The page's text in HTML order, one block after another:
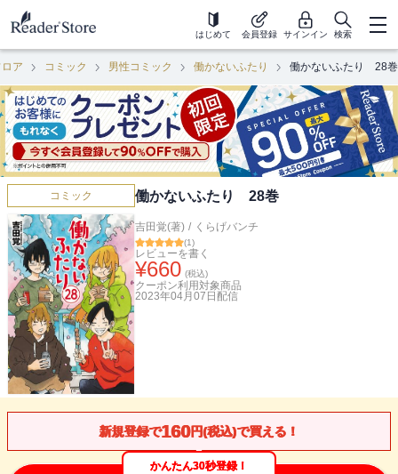
はじめて 会員登録 サインイン 検索
ア コミック 男性コミック 働かないふたり 働かないふたり 28巻
コミック 働かないふたり 28巻
吉田覚(著) / くらげバンチ
(1)
レビューを書く
¥660 (税込)
クーポン利用対象商品
2023年04月07日 配信
新規登録で160円(税込)で買える！
かんたん30秒登録！